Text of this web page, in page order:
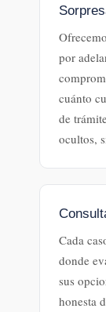
por
cuánto
de
ocultos,
Cada
donde
sus
honesta